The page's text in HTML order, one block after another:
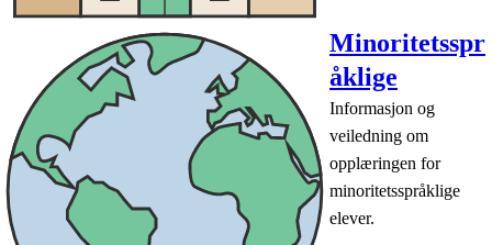
Minoritetsspr
åklige
Informasjon og
veiledning om
opplæringen for
minoritetsspråklige
elever.